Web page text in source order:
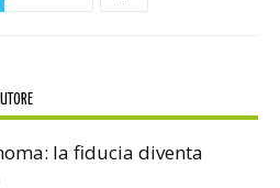
la fiducia diventa